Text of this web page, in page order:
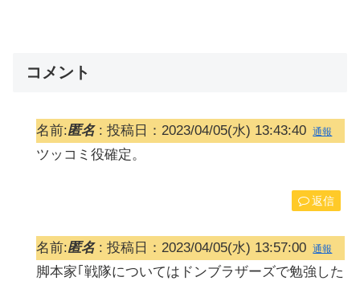
コメント
名前:匿名: 投稿日：2023/04/05(水) 13:43:40 通報
ツッコミ役確定。
返信
名前:匿名: 投稿日：2023/04/05(水) 13:57:00 通報
脚本家｢戦隊についてはドンブラザーズで勉強した